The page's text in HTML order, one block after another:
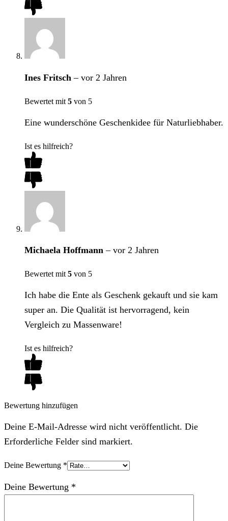
Ines Fritsch– vor 2 Jahren
Bewertet mit 5 von 5
Eine wunderschöne Geschenkidee für Naturliebhaber.
Ist es hilfreich?
Michaela Hoffmann– vor 2 Jahren
Bewertet mit 5 von 5
Ich habe die Ente als Geschenk gekauft und sie kam
super an. Die Qualität ist hervorragend, kein
Vergleich zu Massenware!
Ist es hilfreich?
Bewertung hinzufügen
Deine E-Mail-Adresse wird nicht veröffentlicht. Die
Erforderliche Felder sind markiert.
Deine Bewertung *
Deine Bewertung *